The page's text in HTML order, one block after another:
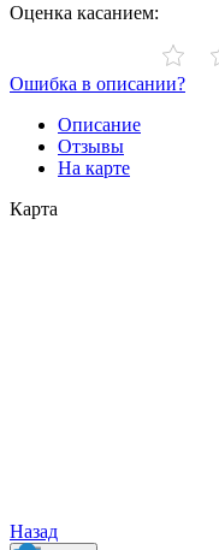
Оценка касанием:
Ошибка в описании?
Описание
Отзывы
На карте
Карта
Назад